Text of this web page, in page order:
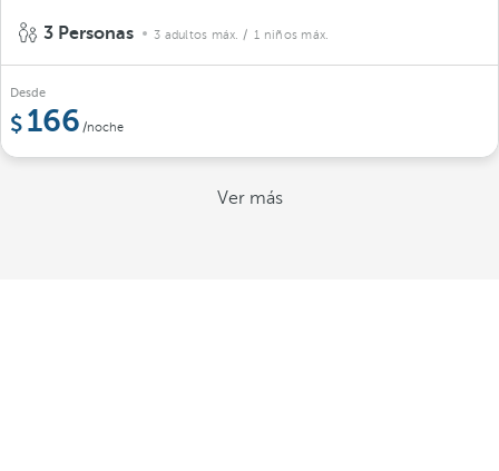
3 Personas 3 adultos máx. / 1 niños máx.
Desde
166 /noche
Ver más